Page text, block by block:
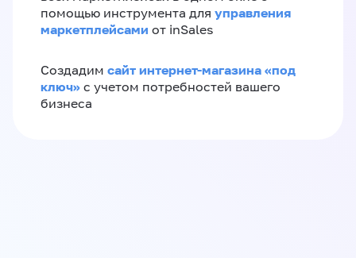
помощью инструмента для управления
маркетплейсами от inSales
Создадим сайт интернет-магазина «под
ключ» с учетом потребностей вашего
бизнеса